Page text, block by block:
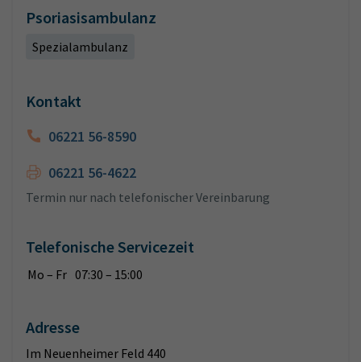
Psoriasisambulanz
Spezialambulanz
Kontakt
06221 56-8590
06221 56-4622
Termin nur nach telefonischer Vereinbarung
Telefonische Servicezeit
Mo – Fr 07:30 – 15:00
Adresse
Im Neuenheimer Feld 440